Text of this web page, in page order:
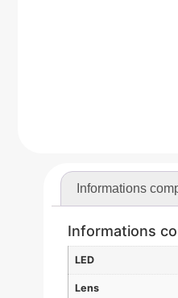
Informations
Informations
LED
Lens